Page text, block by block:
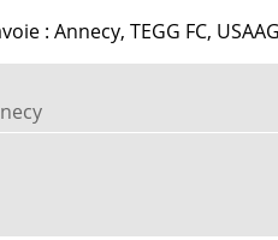
: Annecy, TEGG FC,